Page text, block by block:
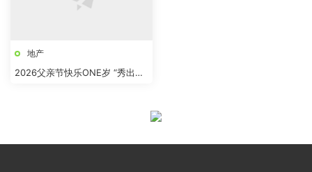
地产
2026父亲节快乐ONE岁 “秀出爸